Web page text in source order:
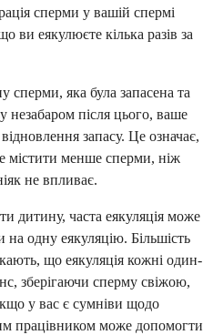
сперми у вашій спермі
еякулюєте кілька разів за
сперми, яка була запасена та
незабаром після цього, ваше
запасу. Це означає,
містити менше сперми, ніж
не впливає.
дитину, часта еякуляція може
на одну еякуляцію. Більшість
що еякуляція кожні один-
зберігаючи сперму свіжою,
у вас є сумніви щодо
працівником може допомогти